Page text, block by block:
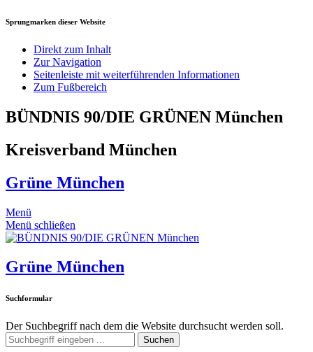
Sprungmarken dieser Website
Direkt zum Inhalt
Zur Navigation
Seitenleiste mit weiterführenden Informationen
Zum Fußbereich
BÜNDNIS 90/DIE GRÜNEN München
Kreisverband München
Grüne München
Menü
Menü schließen
Grüne München
Suchformular
Der Suchbegriff nach dem die Website durchsucht werden soll.
Suchen